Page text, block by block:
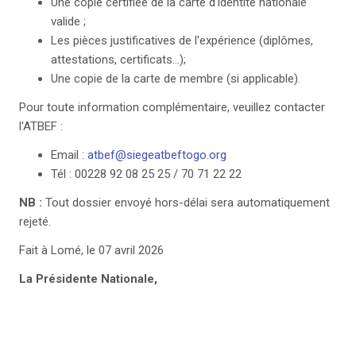
valide ;
Les pièces justificatives de l'expérience (diplômes,
attestations, certificats…);
Une copie de la carte de membre (si applicable).
Pour toute information complémentaire, veuillez contacter
l'ATBEF :
Email : atbef@siegeatbeftogo.org
Tél : 00228 92 08 25 25 / 70 71 22 22
NB : Tout dossier envoyé hors-délai sera automatiquement
rejeté.
Fait à Lomé, le 07 avril 2026
La Présidente Nationale,